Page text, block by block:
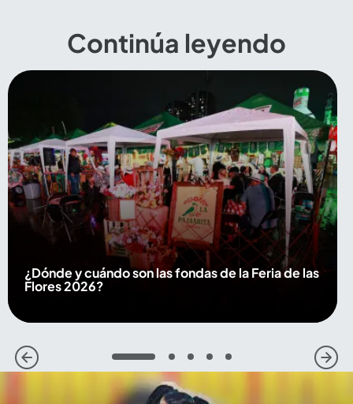
Continúa leyendo
¿Dónde y cuándo son las fondas de la Feria de las
Flores 2026?
1 2 3 4 5